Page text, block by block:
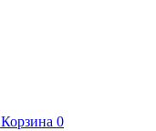
Корзина 0